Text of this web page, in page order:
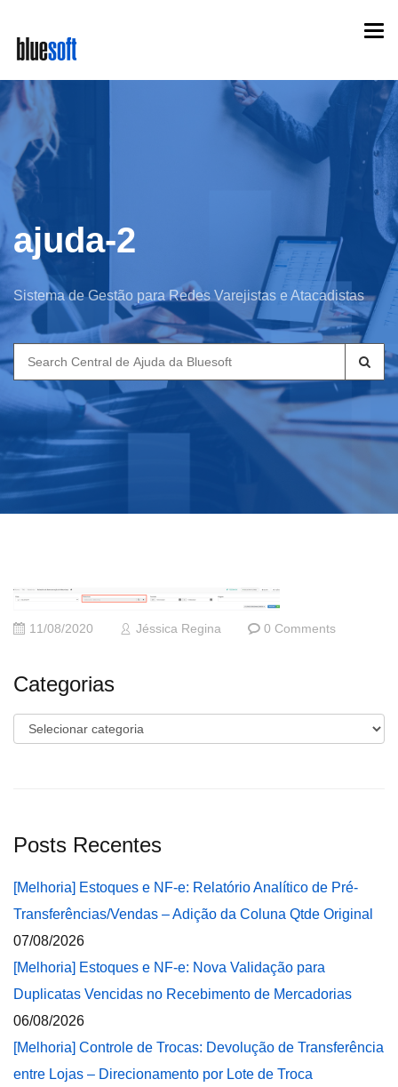
main
content
ajuda-2
Sistema de Gestão para Redes Varejistas e Atacadistas
Search
for:
11/08/2020 Jéssica Regina 0 Comments
Categorias
Categorias
Posts Recentes
[Melhoria] Estoques e NF-e: Relatório Analítico de Pré-
Transferências/Vendas – Adição da Coluna Qtde Original
07/08/2026
[Melhoria] Estoques e NF-e: Nova Validação para
Duplicatas Vencidas no Recebimento de Mercadorias
06/08/2026
[Melhoria] Controle de Trocas: Devolução de Transferência
entre Lojas – Direcionamento por Lote de Troca